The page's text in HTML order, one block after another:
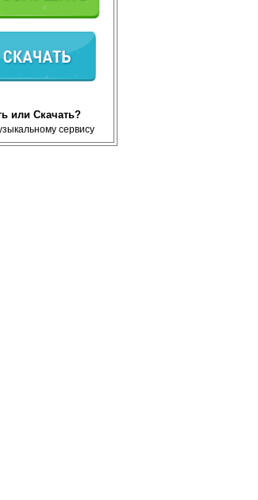
или Скачать?
сервису